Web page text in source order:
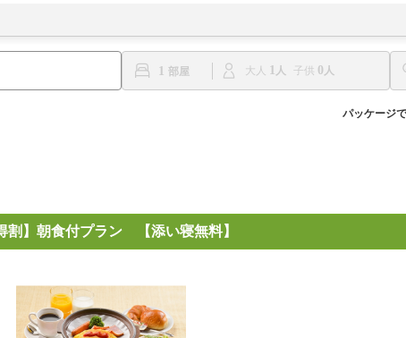
1 大人 1 子供 0
パッケージ
割】朝食付プラン 【添い寝無料】